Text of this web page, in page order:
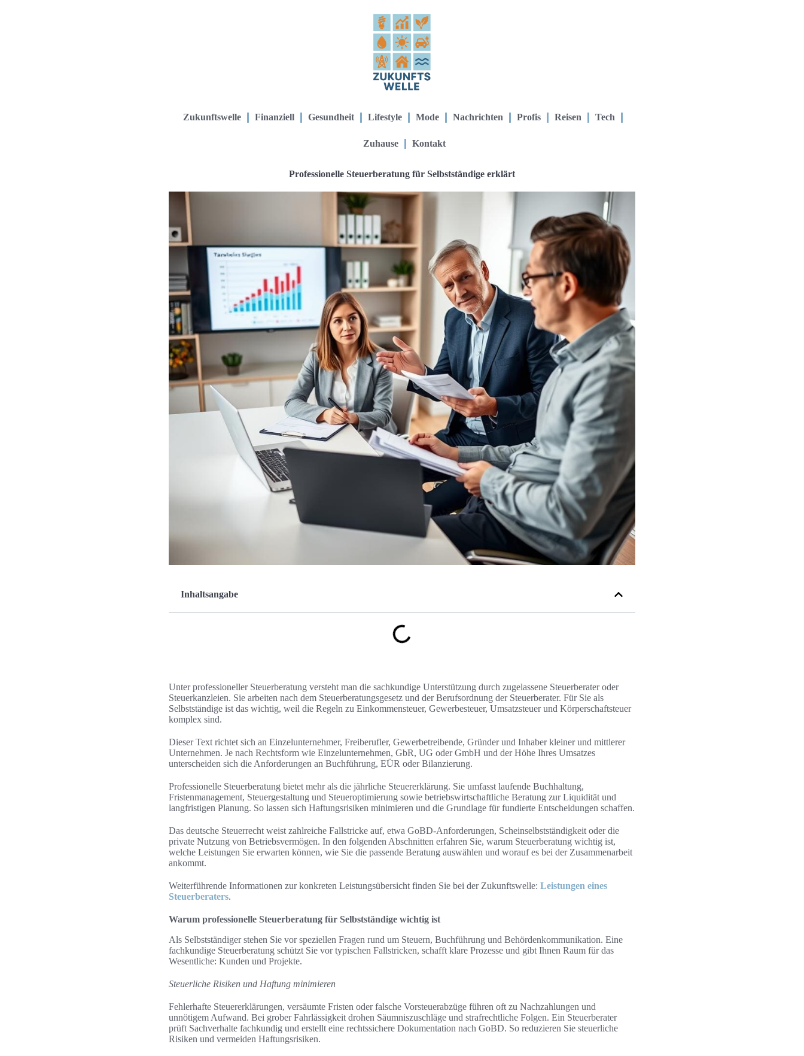
Zukunftswelle Finanziell Gesundheit Lifestyle Mode Nachrichten Profis Reisen Tech
Zuhause Kontakt
Professionelle Steuerberatung für Selbstständige erklärt
Inhaltsangabe
Unter professioneller Steuerberatung versteht man die sachkundige Unterstützung durch zugelassene Steuerberater oder
Steuerkanzleien. Sie arbeiten nach dem Steuerberatungsgesetz und der Berufsordnung der Steuerberater. Für Sie als
Selbstständige ist das wichtig, weil die Regeln zu Einkommensteuer, Gewerbesteuer, Umsatzsteuer und Körperschaftsteuer
komplex sind.
Dieser Text richtet sich an Einzelunternehmer, Freiberufler, Gewerbetreibende, Gründer und Inhaber kleiner und mittlerer
Unternehmen. Je nach Rechtsform wie Einzelunternehmen, GbR, UG oder GmbH und der Höhe Ihres Umsatzes
unterscheiden sich die Anforderungen an Buchführung, EÜR oder Bilanzierung.
Professionelle Steuerberatung bietet mehr als die jährliche Steuererklärung. Sie umfasst laufende Buchhaltung,
Fristenmanagement, Steuergestaltung und Steueroptimierung sowie betriebswirtschaftliche Beratung zur Liquidität und
langfristigen Planung. So lassen sich Haftungsrisiken minimieren und die Grundlage für fundierte Entscheidungen schaffen.
Das deutsche Steuerrecht weist zahlreiche Fallstricke auf, etwa GoBD-Anforderungen, Scheinselbstständigkeit oder die
private Nutzung von Betriebsvermögen. In den folgenden Abschnitten erfahren Sie, warum Steuerberatung wichtig ist,
welche Leistungen Sie erwarten können, wie Sie die passende Beratung auswählen und worauf es bei der Zusammenarbeit
ankommt.
Weiterführende Informationen zur konkreten Leistungsübersicht finden Sie bei der Zukunftswelle: Leistungen eines
Steuerberaters.
Warum professionelle Steuerberatung für Selbstständige wichtig ist
Als Selbstständiger stehen Sie vor speziellen Fragen rund um Steuern, Buchführung und Behördenkommunikation. Eine
fachkundige Steuerberatung schützt Sie vor typischen Fallstricken, schafft klare Prozesse und gibt Ihnen Raum für das
Wesentliche: Kunden und Projekte.
Steuerliche Risiken und Haftung minimieren
Fehlerhafte Steuererklärungen, versäumte Fristen oder falsche Vorsteuerabzüge führen oft zu Nachzahlungen und
unnötigem Aufwand. Bei grober Fahrlässigkeit drohen Säumniszuschläge und strafrechtliche Folgen. Ein Steuerberater
prüft Sachverhalte fachkundig und erstellt eine rechtssichere Dokumentation nach GoBD. So reduzieren Sie steuerliche
Risiken und vermeiden Haftungsrisiken.